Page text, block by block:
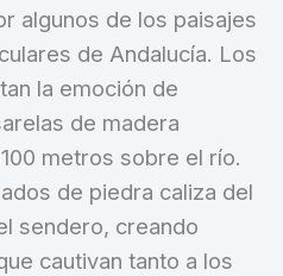
algunos de los paisajes
de Andalucía. Los
la emoción de
de madera
metros sobre el río.
de piedra caliza del
sendero, creando
cautivan tanto a los